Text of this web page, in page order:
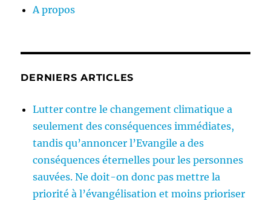
A propos
DERNIERS ARTICLES
Lutter contre le changement climatique a
seulement des conséquences immédiates,
tandis qu’annoncer l’Evangile a des
conséquences éternelles pour les personnes
sauvées. Ne doit-on donc pas mettre la
priorité à l’évangélisation et moins prioriser